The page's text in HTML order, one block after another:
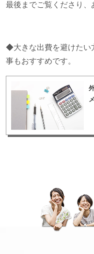
最後までご覧くださり、
◆大きな出費を避けたい
事もおすすめです。